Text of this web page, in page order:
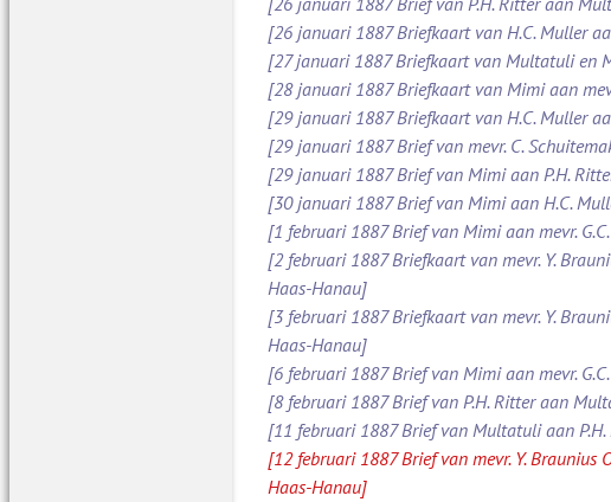
[26 januari 1887 Briefkaart van H.C. Muller
[27 januari 1887 Briefkaart van Multatuli en
[28 januari 1887 Briefkaart van Mimi aan
[29 januari 1887 Briefkaart van H.C. Muller
[29 januari 1887 Brief van mevr. C.
[29 januari 1887 Brief van Mimi aan P.H.
[30 januari 1887 Brief van Mimi aan H.C.
[1 februari 1887 Brief van Mimi aan mevr.
[2 februari 1887 Briefkaart van mevr. Y.
Haas-Hanau]
[3 februari 1887 Briefkaart van mevr. Y.
Haas-Hanau]
[6 februari 1887 Brief van Mimi aan mevr.
[8 februari 1887 Brief van P.H. Ritter aan
[11 februari 1887 Brief van Multatuli aan
[12 februari 1887 Brief van mevr. Y. Braunius
Haas-Hanau]